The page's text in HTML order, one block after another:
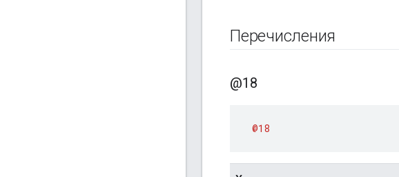
Перечисления
@18
@18